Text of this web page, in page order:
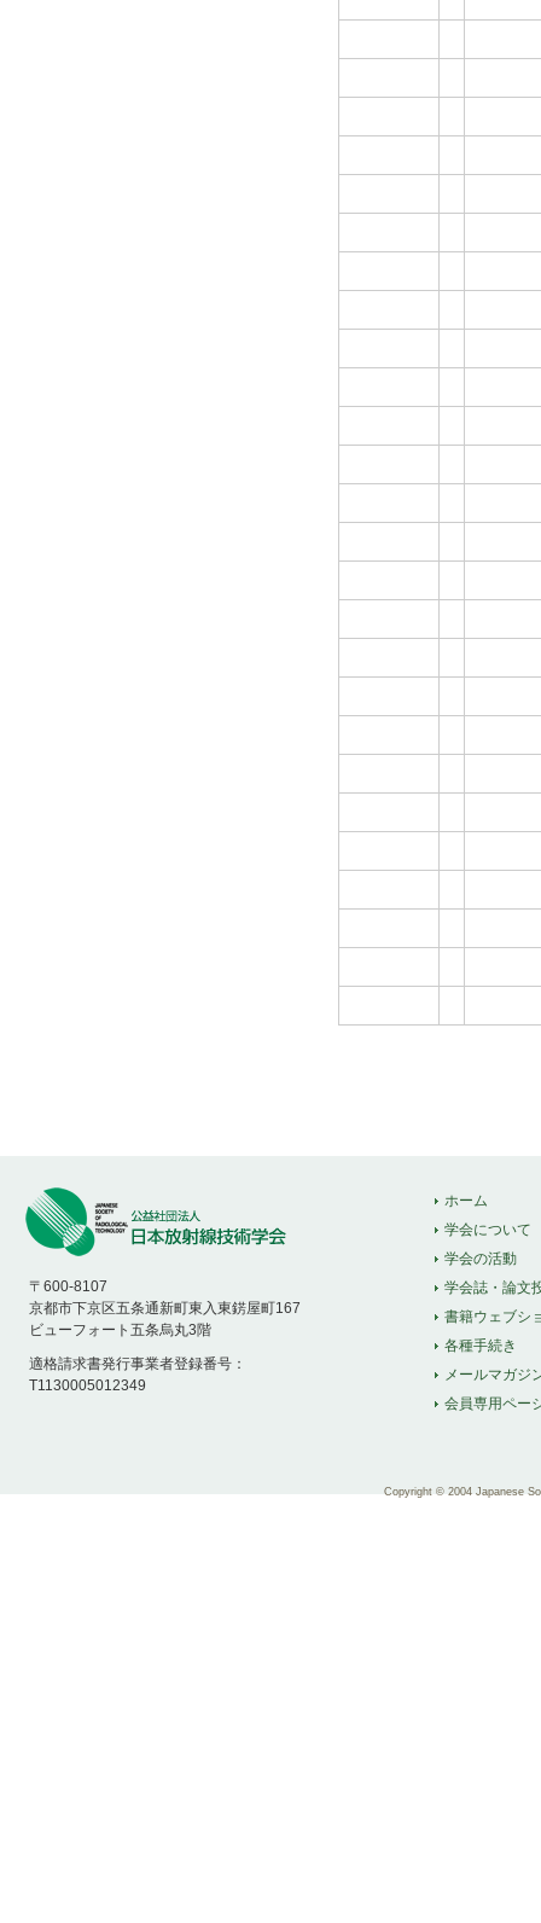
ホーム
学会について
学会の活動
学会誌・論文
書籍ウェブシ
各種手続き
メールマガジ
会員専用ペー
〒600-8107
京都市下京区五条通新町東入東錺屋町167
ビューフォート五条烏丸3階
適格請求書発行事業者登録番号：
T1130005012349
Copyright © 2004 Japanese